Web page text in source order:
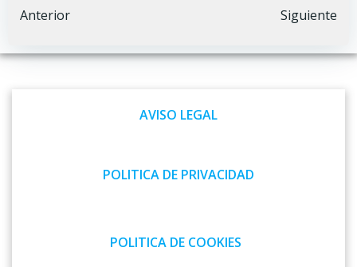
Navegación
por
Anterior
Navegación
por
las
Siguiente
AVISO LEGAL
POLITICA DE PRIVACIDAD
POLITICA DE COOKIES